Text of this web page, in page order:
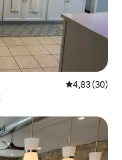
Átlagos
4,83 (30)